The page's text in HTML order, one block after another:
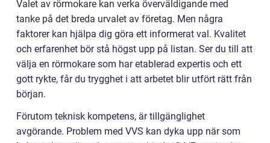
Valet av rörmokare kan verka överväldigande med
tanke på det breda urvalet av företag. Men några
faktorer kan hjälpa dig göra ett informerat val. Kvalitet
och erfarenhet bör stå högst upp på listan. Ser du till att
välja en rörmokare som har etablerad expertis och ett
gott rykte, får du trygghet i att arbetet blir utfört rätt från
början.
Förutom teknisk kompetens, är tillgänglighet
avgörande. Problem med VVS kan dyka upp när som